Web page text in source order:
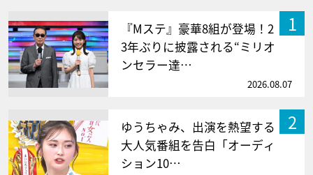
1
『Mステ』豪華8組が登場！2
3年ぶりに披露される“ミリオ
ンセラー達…
2026.08.07
2
ゆうちゃみ、出演を熱望する
大人気番組を告白「オーディ
ション10…